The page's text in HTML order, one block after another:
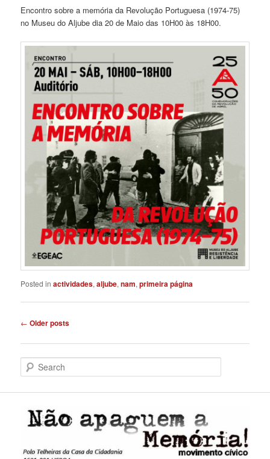
Encontro sobre a memória da Revolução Portuguesa (1974-75)
no Museu do Aljube dia 20 de Maio das 10H00 às 18H00.
Posted in actividades,aljube,nam,primeira página
Post
← Older posts
e